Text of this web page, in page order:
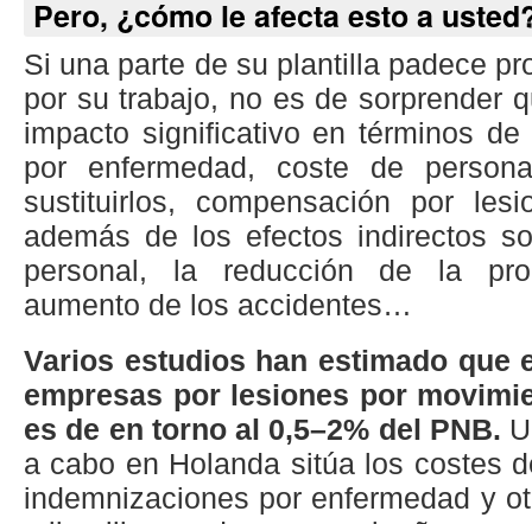
Pero, ¿cómo le afecta esto a
Si una parte de su plantilla padece
por su trabajo, no es de sorprender
impacto significativo en términos de
por enfermedad, coste de
sustituirlos, compensación por
además de los efectos indirectos
personal, la reducción de la
aumento de los accidentes…
Varios estudios han estimado que
empresas por lesiones por
es de en torno al 0,5–2% del PNB.
a cabo en Holanda sitúa los costes
indemnizaciones por enfermedad y